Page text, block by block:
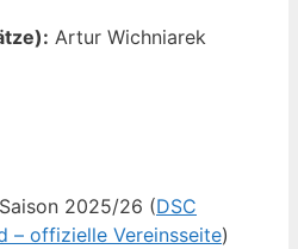
Artur Wichniarek
2025/26 (DSC
– offizielle Vereinsseite)